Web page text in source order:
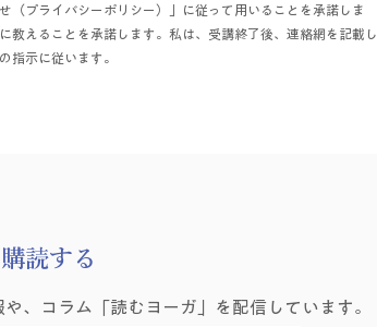
（プライバシーポリシー）」に従って用いることを承諾しま
教えることを承諾します。私は、受講終了後、連絡網を記載し
指示に従います。
読する
、コラム「読むヨーガ」を配信しています。